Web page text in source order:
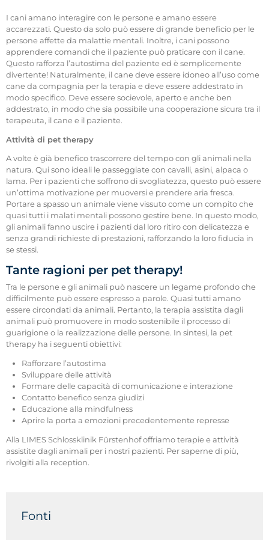
I cani amano interagire con le persone e amano essere
accarezzati. Questo da solo può essere di grande beneficio per le
persone affette da malattie mentali. Inoltre, i cani possono
apprendere comandi che il paziente può praticare con il cane.
Questo rafforza l’autostima del paziente ed è semplicemente
divertente! Naturalmente, il cane deve essere idoneo all’uso come
cane da compagnia per la terapia e deve essere addestrato in
modo specifico. Deve essere socievole, aperto e anche ben
addestrato, in modo che sia possibile una cooperazione sicura tra il
terapeuta, il cane e il paziente.
Attività di pet therapy
A volte è già benefico trascorrere del tempo con gli animali nella
natura. Qui sono ideali le passeggiate con cavalli, asini, alpaca o
lama. Per i pazienti che soffrono di svogliatezza, questo può essere
un’ottima motivazione per muoversi e prendere aria fresca.
Portare a spasso un animale viene vissuto come un compito che
quasi tutti i malati mentali possono gestire bene. In questo modo,
gli animali fanno uscire i pazienti dal loro ritiro con delicatezza e
senza grandi richieste di prestazioni, rafforzando la loro fiducia in
se stessi.
Tante ragioni per pet therapy!
Tra le persone e gli animali può nascere un legame profondo che
difficilmente può essere espresso a parole. Quasi tutti amano
essere circondati da animali. Pertanto, la terapia assistita dagli
animali può promuovere in modo sostenibile il processo di
guarigione o la realizzazione delle persone. In sintesi, la pet
therapy ha i seguenti obiettivi:
Rafforzare l’autostima
Sviluppare delle attività
Formare delle capacità di comunicazione e interazione
Contatto benefico senza giudizi
Educazione alla mindfulness
Aprire la porta a emozioni precedentemente represse
Alla LIMES Schlossklinik Fürstenhof offriamo terapie e attività
assistite dagli animali per i nostri pazienti. Per saperne di più,
rivolgiti alla reception.
Fonti